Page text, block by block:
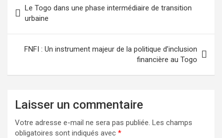
de
l’article
Le Togo dans une phase intermédiaire de transition
urbaine
FNFI : Un instrument majeur de la politique d’inclusion
financière au Togo
Laisser un commentaire
Votre adresse e-mail ne sera pas publiée. Les champs
obligatoires sont indiqués avec *